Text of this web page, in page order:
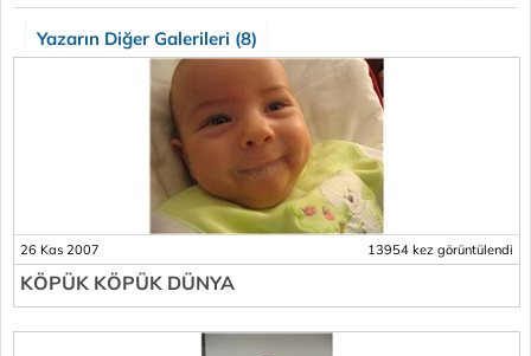
Yazarın Diğer Galerileri (8)
26 Kas 2007 13954 kez görüntülendi
KÖPÜK KÖPÜK DÜNYA